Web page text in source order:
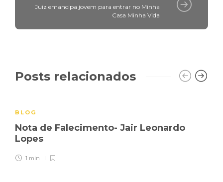
Juiz emancipa jovem para entrar no Minha
Casa Minha Vida
Posts relacionados
BLOG
Nota de Falecimento- Jair Leonardo
Lopes
1 min